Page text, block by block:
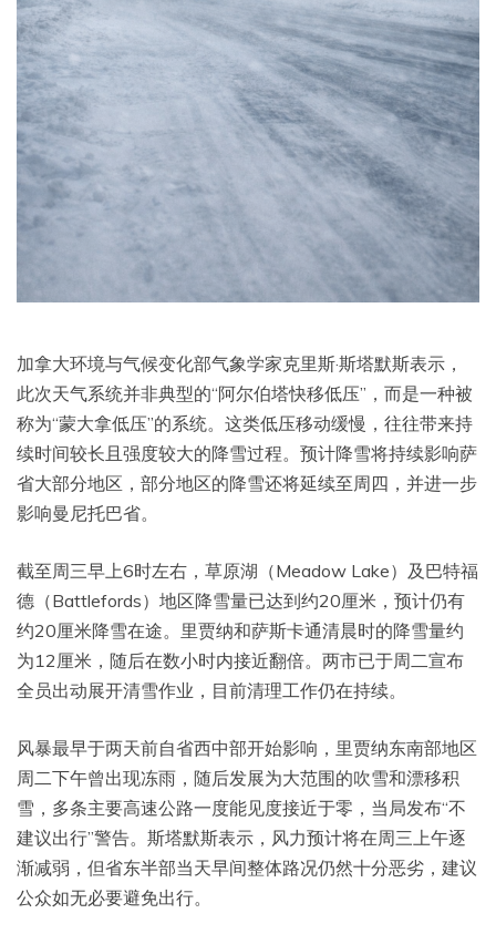
加拿大环境与气候变化部气象学家克里斯·斯塔默斯表示，
此次天气系统并非典型的“阿尔伯塔快移低压”，而是一种被
称为“蒙大拿低压”的系统。这类低压移动缓慢，往往带来持
续时间较长且强度较大的降雪过程。预计降雪将持续影响萨
省大部分地区，部分地区的降雪还将延续至周四，并进一步
影响曼尼托巴省。
截至周三早上6时左右，草原湖（Meadow Lake）及巴特福
德（Battlefords）地区降雪量已达到约20厘米，预计仍有
约20厘米降雪在途。里贾纳和萨斯卡通清晨时的降雪量约
为12厘米，随后在数小时内接近翻倍。两市已于周二宣布
全员出动展开清雪作业，目前清理工作仍在持续。
风暴最早于两天前自省西中部开始影响，里贾纳东南部地区
周二下午曾出现冻雨，随后发展为大范围的吹雪和漂移积
雪，多条主要高速公路一度能见度接近于零，当局发布“不
建议出行”警告。斯塔默斯表示，风力预计将在周三上午逐
渐减弱，但省东半部当天早间整体路况仍然十分恶劣，建议
公众如无必要避免出行。